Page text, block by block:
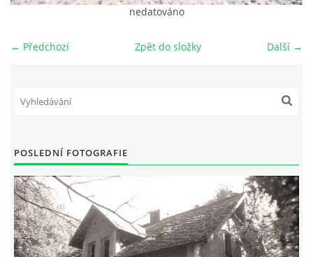
DŮL NA SLÍDU (NA KOLE)
--------------------------------------------------------------
Tento projekt je realizován za finanční podpory
města Domažlice.
© 2026 eStránky.cz |Aktualizováno: 17. 7. 2026|Nahoru ↑
nedatováno
← Předchozí Další →
Zpět do složky
POSLEDNÍ FOTOGRAFIE